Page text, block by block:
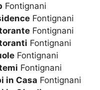
Fontignani
Fontignani
Fontignani
Fontignani
Fontignani
Fontignani
in Casa Fontignani